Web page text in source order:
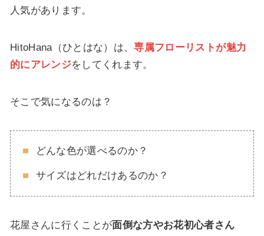
人気があります。
HitoHana（ひとはな）は、専属フローリストが魅力
的にアレンジをしてくれます。
そこで気になるのは？
どんな色が選べるのか？
サイズはどれだけあるのか？
花屋さんに行くことが面倒な方やお花初心者さん